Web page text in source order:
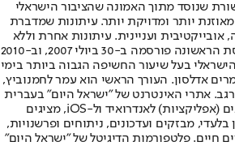
שנוסד מתוך האמונה שהציבור הישראלי
מאוזנת יותר ומדויקת יותר. עיתונות שמדברת
אובייקטיבית ועניינית. עיתונות אחרת וללא
תשלום. המהדורה המודפסת הראשונה פורסמה ב-30 ביולי 2007, וב-2010
בעל שיעור החשיפה הגבוה ביותר בימי
אדלסון. העורך הראשי הוא עמר לחמנוביץ,
אתרי האינטרנט של "ישראל היום" בעברית
ובאנגלית, כמו כן היישומונים (אפליקציות) לאנדרואיד ול-iOS, מציגים
מבזקים ועדכונים, ניתוחים ופרשנויות,
חיים. פלטפורמות הדיגיטל של "ישראל היום"